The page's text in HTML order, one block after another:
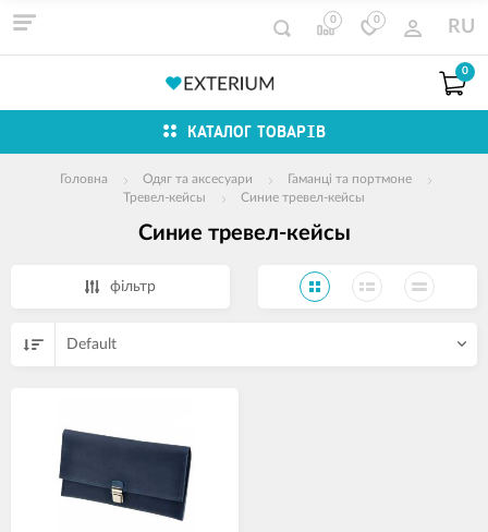
0 0 RU
0
КАТАЛОГ ТОВАРІВ
Головна Одяг та аксесуари
Гаманці та портмоне
Тревел-кейсы
Синие тревел-кейсы
Синие тревел-кейсы
фільтр
Default